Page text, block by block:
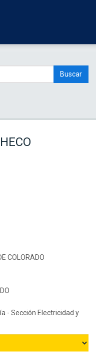
Buscar
COLORADO
- Sección Electricidad y